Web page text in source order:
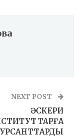
NEXT POST
ӘСКЕРИ